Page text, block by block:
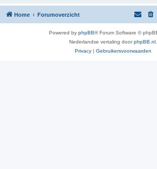
Home Forumoverzicht
Powered by phpBB® Forum Software ©
Nederlandse vertaling doorphpBB.nl
Privacy | Gebruikersvoorwaarden